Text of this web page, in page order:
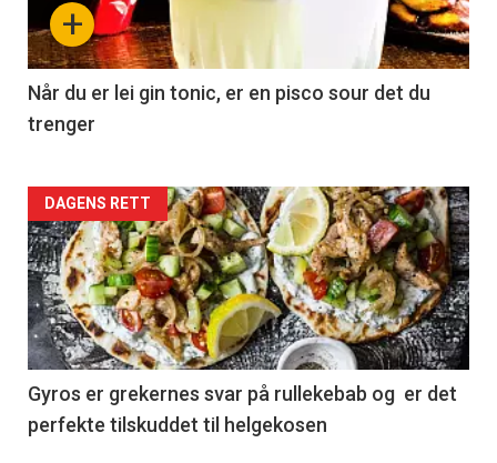
+
Når du er lei gin tonic, er en pisco sour det du
trenger
Forsiden
akkurat
nå
-
2
DAGENS RETT
Gyros er grekernes svar på rullekebab og er det
perfekte tilskuddet til helgekosen